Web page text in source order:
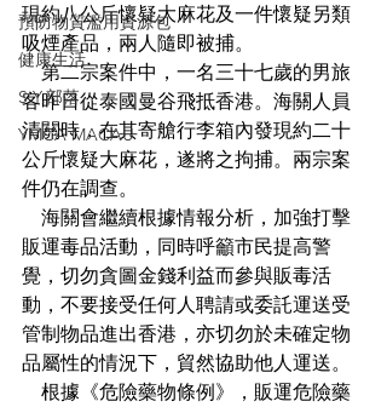
預防物質濫用資源包
健康生活
S.Y.部落
YMCA MACAU
現約八公斤懷疑大麻花及一件懷疑另類
吸煙產品，兩人隨即被捕。
第二宗案件中，一名三十七歲的男旅
客昨日從泰國曼谷飛抵香港。海關人員
清關時，在其寄艙行李箱內發現約二十
公斤懷疑大麻花，遂將之拘捕。兩宗案
件仍在調查。
海關會繼續根據情報分析，加強打擊
販運毒品活動，同時呼籲市民提高警
覺，切勿貪圖金錢利益而參與販毒活
動，不要接受任何人聘請或委託運送受
管制物品進出香港，亦切勿於未確定物
品屬性的情況下，貿然協助他人運送。
根據《危險藥物條例》，販運危險藥